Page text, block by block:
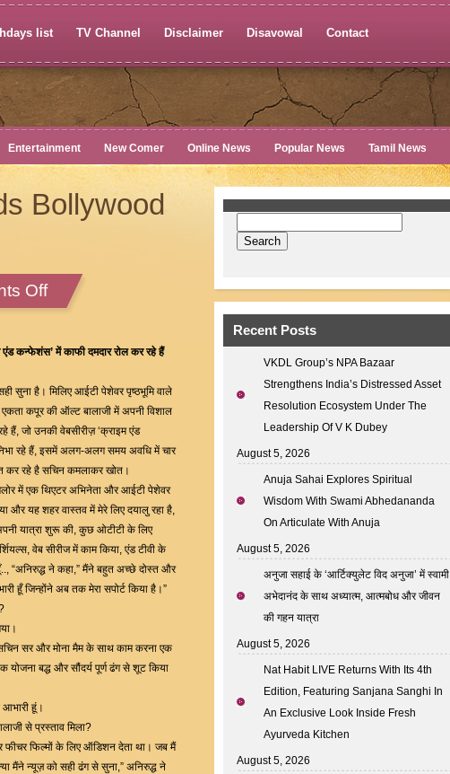
list TV Channel Disclaimer Disavowal Contact
Entertainment New Comer Online News Popular News Tamil News
Bollywood
Offon
Taking
Steps
Bollywood
–
Actor
Aniruddh
Roy
एंड कन्फेशंस’ में काफी दमदार रोल कर रहे हैं
सुना है। मिलिए आईटी पेशेवर पृष्ठभूमि वाले
एकता कपूर की ऑल्ट बालाजी में अपनी विशाल
हैं, जो उनकी वेबसीरीज़ ‘क्राइम एंड
रहे हैं, इसमें अलग-अलग समय अवधि में चार
कर रहे है सचिन कमलाकर खोत।
में एक थिएटर अभिनेता और आईटी पेशेवर
और यह शहर वास्तव में मेरे लिए दयालु रहा है,
यात्रा शुरू की, कुछ ओटीटी के लिए
वेब सीरीज में काम किया, एंड टीवी के
“अनिरुद्ध ने कहा,” मैंने बहुत अच्छे दोस्त और
हूँ जिन्होंने अब तक मेरा सपोर्ट किया है।”
सर और मोना मैम के साथ काम करना एक
बद्ध और सौंदर्य पूर्ण ढंग से शूट किया
हूं।
से प्रस्ताव मिला?
फीचर फिल्मों के लिए ऑडिशन देता था। जब मैं
मैंने न्यूज़ को सही ढंग से सुना,” अनिरुद्ध ने
Recent Posts
VKDL Group’s NPA Bazaar
Strengthens India’s Distressed Asset
Resolution Ecosystem Under The
Leadership Of V K Dubey
August 5, 2026
Anuja Sahai Explores Spiritual
Wisdom With Swami Abhedananda
On Articulate With Anuja
August 5, 2026
अनुजा सहाई के ‘आर्टिक्युलेट विद अनुजा’ में स्वामी
अभेदानंद के साथ अध्यात्म, आत्मबोध और जीवन
की गहन यात्रा
August 5, 2026
Nat Habit LIVE Returns With Its 4th
Edition, Featuring Sanjana Sanghi In
An Exclusive Look Inside Fresh
Ayurveda Kitchen
August 5, 2026